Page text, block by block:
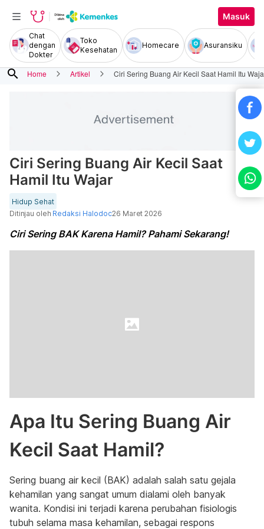
Masuk
Chat
dengan
Dokter
Toko
Kesehatan
Homecare Asuransiku
search Home Artikel Ciri Sering Buang Air Kecil Saat Hamil Itu
Ciri Sering Buang Air Kecil Saat
Hamil Itu Wajar
Hidup Sehat
Ditinjau oleh Redaksi Halodoc26 Maret 2026
Ciri Sering BAK Karena Hamil? Pahami Sekarang!
Apa Itu Sering Buang Air
Kecil Saat Hamil?
Sering buang air kecil (BAK) adalah salah satu gejala
kehamilan yang sangat umum dialami oleh banyak
wanita. Kondisi ini terjadi karena perubahan fisiologis
tubuh selama masa kehamilan, sebagai respons